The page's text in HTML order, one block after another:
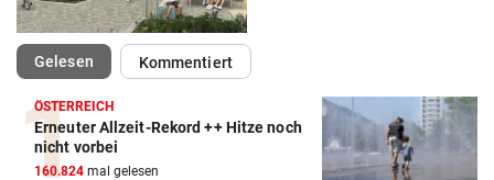
Gelesen(ausgewählt)Kommentiert
ÖSTERREICH
Erneuter Allzeit-Rekord ++ Hitze noch
nicht vorbei
160.824 mal gelesen